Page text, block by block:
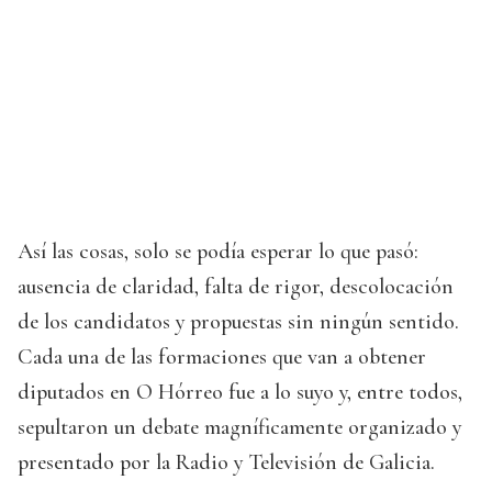
Así las cosas, solo se podía esperar lo que pasó:
ausencia de claridad, falta de rigor, descolocación
de los candidatos y propuestas sin ningún sentido.
Cada una de las formaciones que van a obtener
diputados en O Hórreo fue a lo suyo y, entre todos,
sepultaron un debate magníficamente organizado y
presentado por la Radio y Televisión de Galicia.